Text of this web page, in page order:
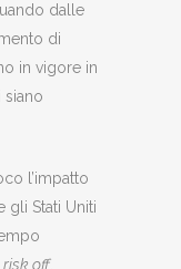
dalle
di
in vigore in
l’impatto
gli Stati Uniti
risk off,